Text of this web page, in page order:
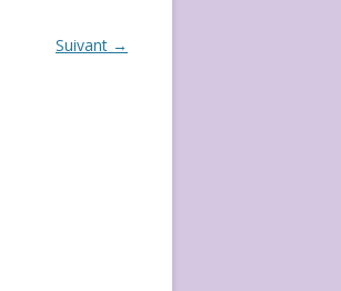
Suivant →